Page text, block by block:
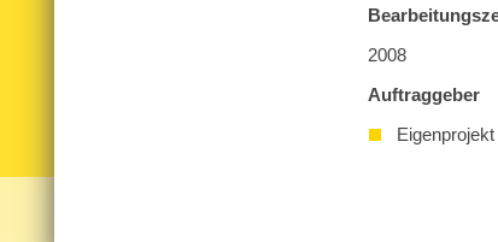
2008
Auf­trag­ge­ber
Eigenprojekt